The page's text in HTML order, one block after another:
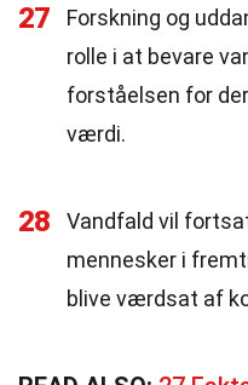
27
Forskning og
rolle i at bevare
forståelsen for
værdi.
28
Vandfald vil
mennesker i
blive værdsat af